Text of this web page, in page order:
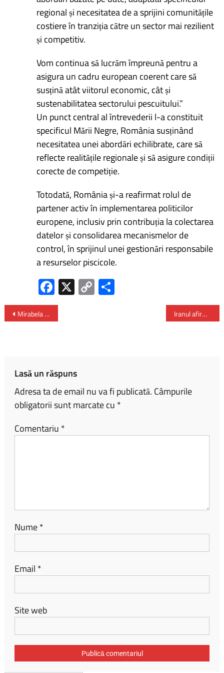
regional și necesitatea de a sprijini comunitățile
costiere în tranziția către un sector mai rezilient
și competitiv.
Vom continua să lucrăm împreună pentru a
asigura un cadru european coerent care să
susțină atât viitorul economic, cât și
sustenabilitatea sectorului pescuitului.”
Un punct central al întrevederii l-a constituit
specificul Mării Negre, România susținând
necesitatea unei abordări echilibrate, care să
reflecte realitățile regionale și să asigure condiții
corecte de competiție.
Totodată, România și-a reafirmat rolul de
partener activ în implementarea politicilor
europene, inclusiv prin contribuția la colectarea
datelor și consolidarea mecanismelor de
control, în sprijinul unei gestionări responsabile
a resurselor piscicole.
Fa
ce
b
X C
o
Mirabela Grădinaru – întâlnire la Washington cu conducerea American Councils for International Education Iranul afirmă că “navele neostile” pot tranzita Strâmtoarea Ormuz
Lasă un răspuns
Adresa ta de email nu va fi publicată. Câmpurile
obligatorii sunt marcate cu *
Comentariu *
Nume*
Email *
Site web